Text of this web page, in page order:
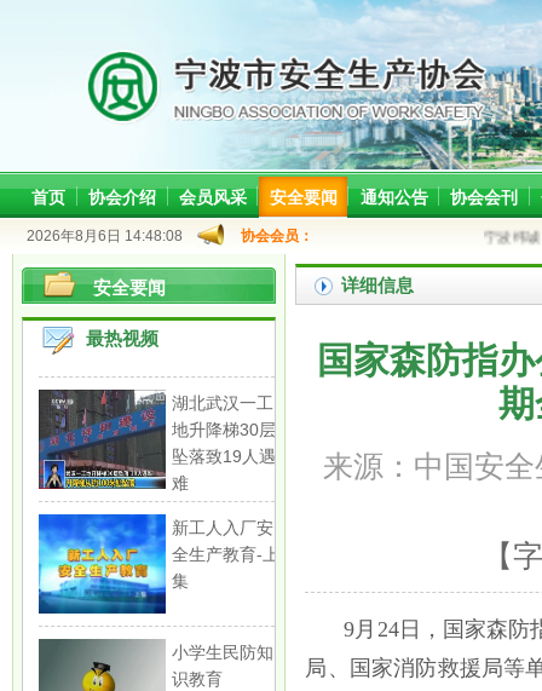
首页 协会介绍 会员风采 安全要闻 通知公告 协会会刊
2026年8月6日 14:48:08 协会会员： 宁波纬诚
安全要闻
最热视频
湖北武汉一工
地升降梯30层
坠落致19人遇
难
新工人入厂安
全生产教育-上
集
小学生民防知
识教育
详细信息
国家森防指
来源：中国安
【
9月24日，国家森防
局、国家消防救援局等